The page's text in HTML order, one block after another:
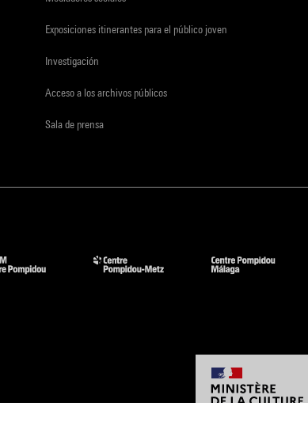
Exposiciones itinerantes para el público joven
Investigación
Acceso a los archivos públicos
Sala de prensa